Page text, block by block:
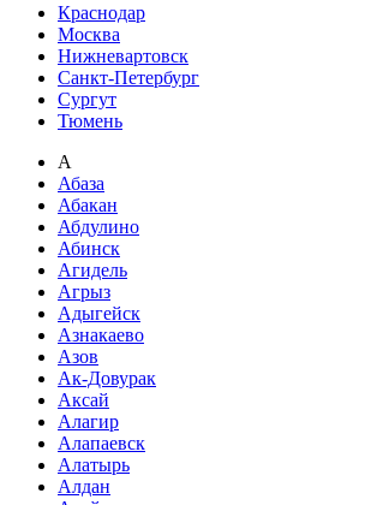
Краснодар
Москва
Нижневартовск
Санкт-Петербург
Сургут
Тюмень
А
Абаза
Абакан
Абдулино
Абинск
Агидель
Агрыз
Адыгейск
Азнакаево
Азов
Ак-Довурак
Аксай
Алагир
Алапаевск
Алатырь
Алдан